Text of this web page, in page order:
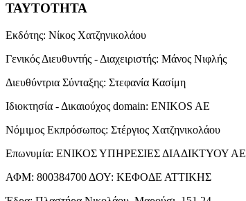
ΤΑΥΤΟΤΗΤΑ
Εκδότης: Νίκος Χατζηνικολάου
Γενικός Διευθυντής - Διαχειριστής: Μάνος Νιφλής
Διευθύντρια Σύνταξης: Στεφανία Κασίμη
Ιδιοκτησία - Δικαιούχος domain: ENIKOS AE
Νόμιμος Εκπρόσωπος: Στέργιος Χατζηνικολάου
Επωνυμία: ΕΝΙΚΟΣ ΥΠΗΡΕΣΙΕΣ ΔΙΑΔΙΚΤΥΟΥ ΑΕ
ΑΦΜ: 800384700 ΔΟΥ: ΚΕΦΟΔΕ ΑΤΤΙΚΗΣ